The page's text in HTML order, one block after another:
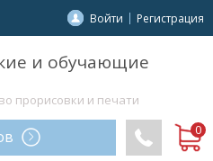
Войти Регистрация
и обучающие
прорисовки и печати